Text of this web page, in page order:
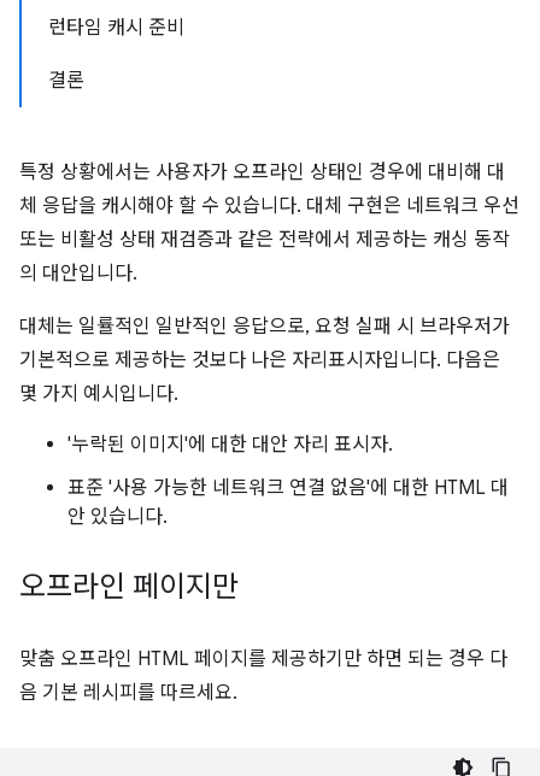
런타임 캐시 준비
결론
특정 상황에서는 사용자가 오프라인 상태인 경우에 대비해 대
체 응답을 캐시해야 할 수 있습니다. 대체 구현은 네트워크 우선
또는 비활성 상태 재검증과 같은 전략에서 제공하는 캐싱 동작
의 대안입니다.
대체는 일률적인 일반적인 응답으로, 요청 실패 시 브라우저가
기본적으로 제공하는 것보다 나은 자리표시자입니다. 다음은
몇 가지 예시입니다.
'누락된 이미지'에 대한 대안 자리 표시자.
표준 '사용 가능한 네트워크 연결 없음'에 대한 HTML 대
안 있습니다.
오프라인 페이지만
맞춤 오프라인 HTML 페이지를 제공하기만 하면 되는 경우 다
음 기본 레시피를 따르세요.